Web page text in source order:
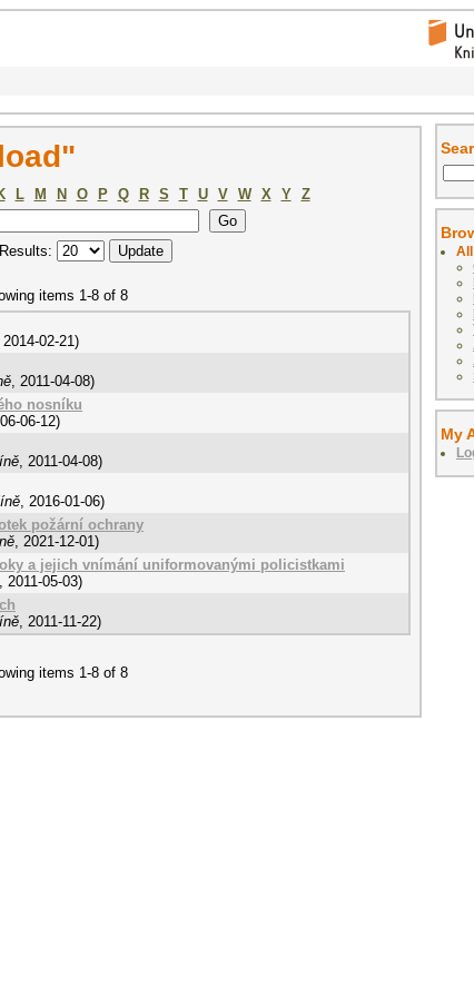
L M N O P Q R S T U V W X Y
Z
Results:
items 1-8 of 8
2014-02-21)
, 2011-04-08)
nosníku
06-12)
, 2011-04-08)
, 2016-01-06)
požární ochrany
, 2021-12-01)
a jejich vnímání uniformovanými policistkami
, 2011-05-03)
, 2011-11-22)
items 1-8 of 8
My